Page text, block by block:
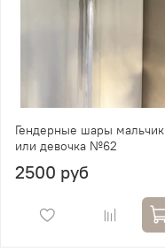
Гендерные шары мальчик
или девочка №62
2500 руб